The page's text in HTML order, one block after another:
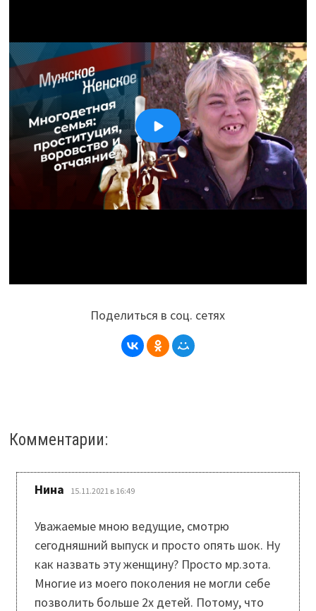
Поделиться в соц. сетях
Комментарии:
Нина 15.11.2021 в 16:49
Уважаемые мною ведущие, смотрю
сегодняшний выпуск и просто опять шок. Ну
как назвать эту женщину? Просто мр.зота.
Многие из моего поколения не могли себе
позволить больше 2х детей. Потому, что